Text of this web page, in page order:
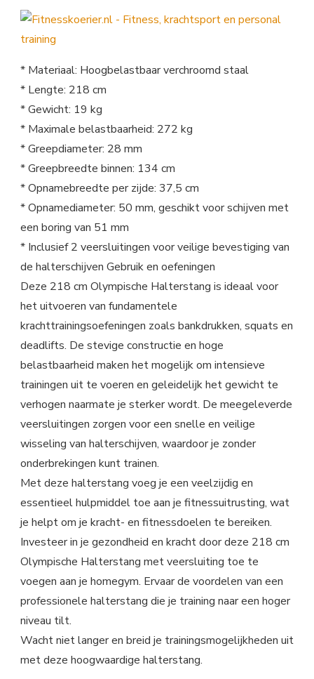
* Materiaal: Hoogbelastbaar verchroomd staal
* Lengte: 218 cm
* Gewicht: 19 kg
* Maximale belastbaarheid: 272 kg
* Greepdiameter: 28 mm
* Greepbreedte binnen: 134 cm
* Opnamebreedte per zijde: 37,5 cm
* Opnamediameter: 50 mm, geschikt voor schijven met
een boring van 51 mm
* Inclusief 2 veersluitingen voor veilige bevestiging van
de halterschijven Gebruik en oefeningen
Deze 218 cm Olympische Halterstang is ideaal voor
het uitvoeren van fundamentele
krachttrainingsoefeningen zoals bankdrukken, squats en
deadlifts. De stevige constructie en hoge
belastbaarheid maken het mogelijk om intensieve
trainingen uit te voeren en geleidelijk het gewicht te
verhogen naarmate je sterker wordt. De meegeleverde
veersluitingen zorgen voor een snelle en veilige
wisseling van halterschijven, waardoor je zonder
onderbrekingen kunt trainen.
Met deze halterstang voeg je een veelzijdig en
essentieel hulpmiddel toe aan je fitnessuitrusting, wat
je helpt om je kracht- en fitnessdoelen te bereiken.
Investeer in je gezondheid en kracht door deze 218 cm
Olympische Halterstang met veersluiting toe te
voegen aan je homegym. Ervaar de voordelen van een
professionele halterstang die je training naar een hoger
niveau tilt.
Wacht niet langer en breid je trainingsmogelijkheden uit
met deze hoogwaardige halterstang.